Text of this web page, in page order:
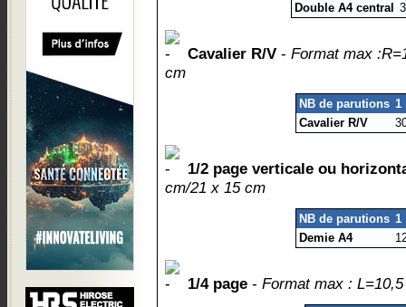
Double A4 central
Cavalier R/V - Format max
cm
NB de parutions 1
Cavalier R/V
1/2 page verticale ou
cm/21 x 15 cm
NB de parutions 1
Demie A4
1/4 page - Format max :